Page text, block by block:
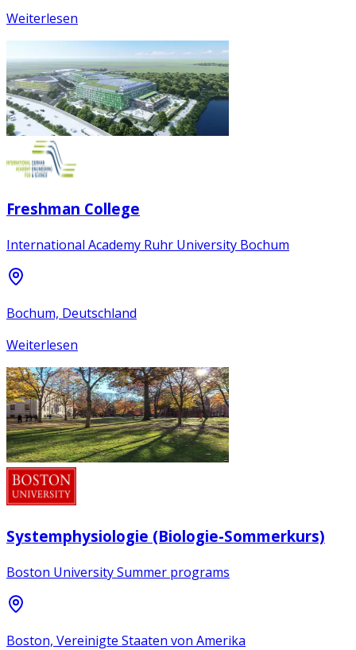
Weiterlesen
Freshman College
International Academy Ruhr University Bochum
Bochum, Deutschland
Weiterlesen
Systemphysiologie (Biologie-Sommerkurs)
Boston University Summer programs
Boston, Vereinigte Staaten von Amerika